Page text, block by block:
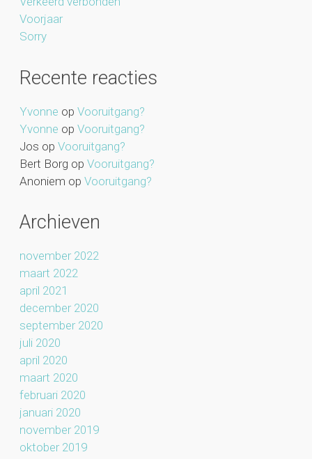
Voorjaar
Sorry
Recente reacties
Yvonne op Vooruitgang?
Yvonne op Vooruitgang?
Jos op Vooruitgang?
Bert Borg op Vooruitgang?
Anoniem op Vooruitgang?
Archieven
november 2022
maart 2022
april 2021
december 2020
september 2020
juli 2020
april 2020
maart 2020
februari 2020
januari 2020
november 2019
oktober 2019